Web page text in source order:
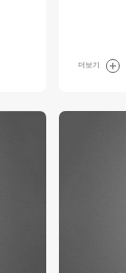
더보기